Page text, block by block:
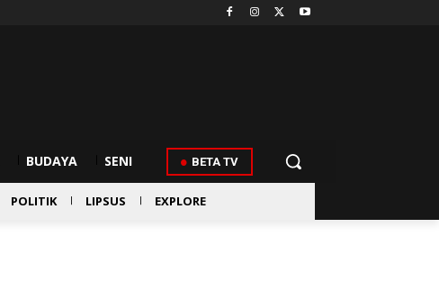
BUDAYA SENI BETA TV
POLITIK LIPSUS EXPLORE